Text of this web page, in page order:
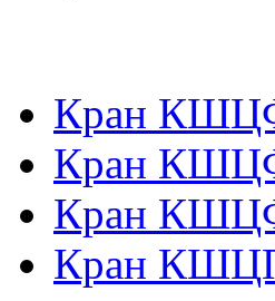
Кран
Кран
Кран
Кран